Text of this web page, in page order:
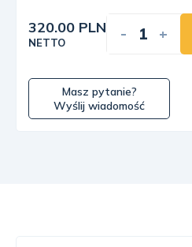
320.00 PLN
NETTO - +
Masz pytanie?
Wyślij wiadomość